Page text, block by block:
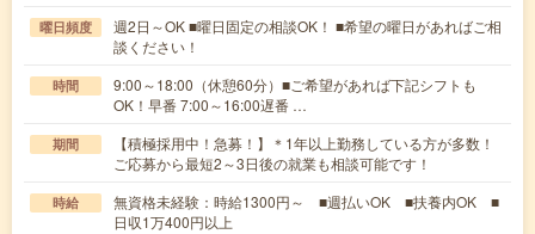
曜日頻度
週2日～OK ■曜日固定の相談OK！ ■希望の曜日があればご相
談ください！
時間
9:00～18:00（休憩60分）■ご希望があれば下記シフトも
OK！早番 7:00～16:00遅番 …
期間
【積極採用中！急募！】＊1年以上勤務している方が多数！
ご応募から最短2～3日後の就業も相談可能です！
時給
無資格未経験：時給1300円～ ■週払いOK ■扶養内OK ■
日収1万400円以上